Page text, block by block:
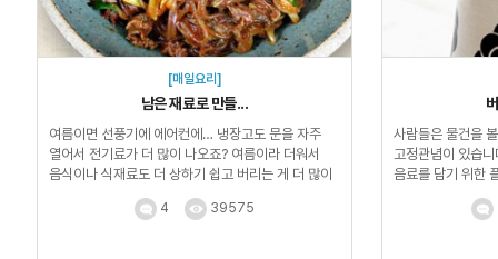
[매일요리]
남은 재료로 만들...
여름이면 선풍기에 에어컨에… 냉장고도 문을 자주
열어서 전기료가 더 많이 나오죠? 여름이라 더워서
음식이나 식재료도 더 상하기 쉽고 버리는 게 더 많이
4 39575
사람들은 물건을
고정관념이 있습
음료를 담기 위한